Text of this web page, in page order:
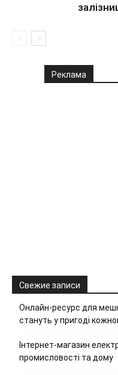
Реклама
Свежие записи
Онлайн-ресурс для
стануть у пригоді
Інтернет-магазин
промисловості та дому